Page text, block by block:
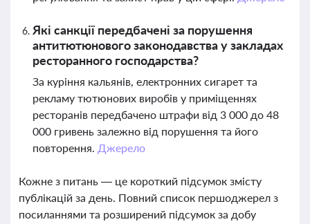
Які санкції передбачені за порушення
антитютюнового законодавства у закладах
ресторанного господарства?
За куріння кальянів, електронних сигарет та
рекламу тютюнових виробів у приміщеннях
ресторанів передбачено штрафи від 3 000 до 48
000 гривень залежно від порушення та його
повторення. Джерело
Кожне з питань — це короткий підсумок змісту
публікацій за день. Повний список першоджерел з
посиланнями та розширений підсумок за добу